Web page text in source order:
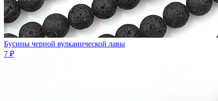
Бусины черной вулканической лавы
7 ₽